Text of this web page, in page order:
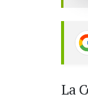
La